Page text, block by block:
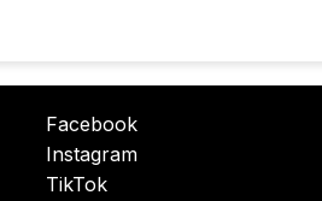
Facebook
Instagram
TikTok